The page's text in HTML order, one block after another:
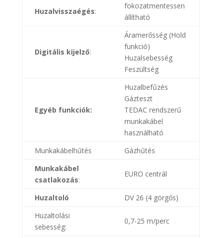
Huzalvisszaégés:
fokozatmentessen
állítható
Digitális kijelző:
Áramerősség (Hold
funkció)
Huzalsebesség
Feszültség
Egyéb funkciók:
Huzalbefűzés
Gázteszt
TEDAC rendszerű
munkakábel
használható
Munkakábelhűtés
Gázhűtés
Munkakábel
csatlakozás:
EURO centrál
Huzaltoló
DV 26 (4 görgős)
Huzaltolási
sebesség:
0,7-25 m/perc